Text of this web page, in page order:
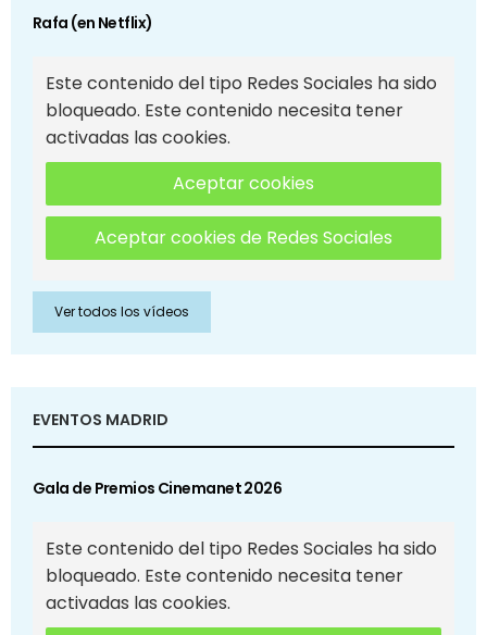
Rafa (en Netflix)
Este contenido del tipo Redes Sociales ha sido
bloqueado. Este contenido necesita tener
activadas las cookies.
Aceptar cookies
Aceptar cookies de Redes Sociales
Ver todos los vídeos
EVENTOS MADRID
Gala de Premios Cinemanet 2026
Este contenido del tipo Redes Sociales ha sido
bloqueado. Este contenido necesita tener
activadas las cookies.